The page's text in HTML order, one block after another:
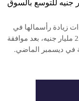
ترفع رأسمالها إلى 2.56 مليار جنيه للتوسع بالسوق
زيادة رأسمالها في
السوق المصري من 881 مليون جنيه إلى 2.56 مليار جنيه، بعد موافقة
في ديسمبر الماضي.